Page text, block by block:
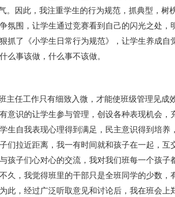
。因此，我注重学生的行为规范，抓典型，树
氛围，让学生通过竞赛看到自己的闪光之处，
抓了《小学生日常行为规范》，让学生养成自
么事该做，什么事不该做。
任工作只有细致入微，才能使班级管理见成
意识的让学生参与管理，创设各种表现机会，
生自我表现心理得到满足，民主意识得到培养
们拉近距离，我一有时间就和孩子在一起，互
孩子们心对心的交流，我对我们班每一个孩子
久，我觉得班里的干部只是全班同学的少数，
此，经过广泛听取意见和讨论后，我在班会上